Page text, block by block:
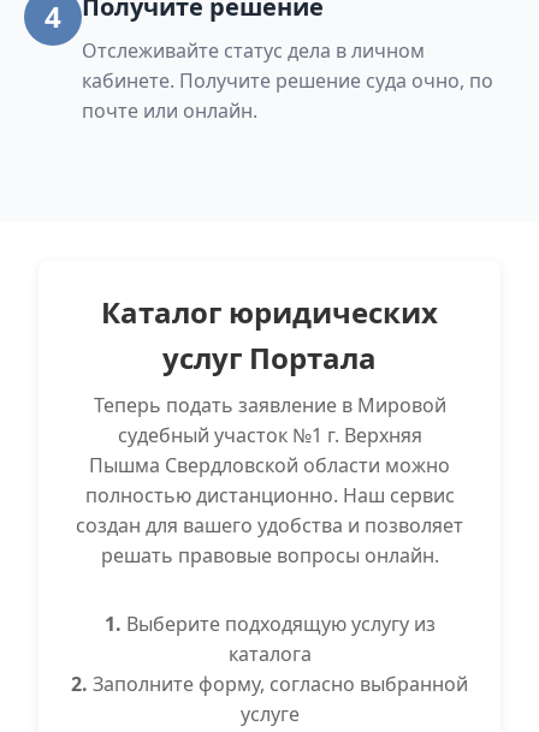
4 Получите решение
Отслеживайте статус дела в личном
кабинете. Получите решение суда очно, по
почте или онлайн.
Каталог юридических
услуг Портала
Теперь подать заявление в Мировой
судебный участок №1 г. Верхняя
Пышма Свердловской области можно
полностью дистанционно. Наш сервис
создан для вашего удобства и позволяет
решать правовые вопросы онлайн.
1. Выберите подходящую услугу из
каталога
2. Заполните форму, согласно выбранной
услуге